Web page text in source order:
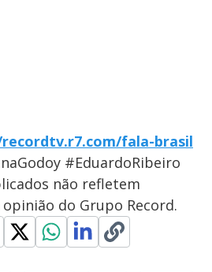
fala-brasil
#EduardoRibeiro
não refletem
do Grupo Record.